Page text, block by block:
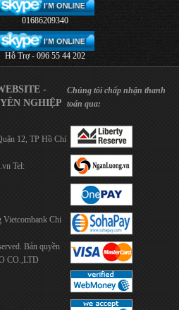
01686209340
Hỗ Trợ - 096 55 44 202
-
NGHIỆP
12, TP Hồ Chí
Tel:
Vietcombank Chi
Bản quyền
CO.,LTD
Chúng tôi chấp nhận thanh
toán qua: